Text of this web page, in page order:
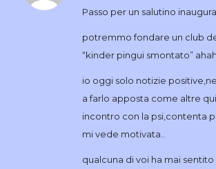
Passo per un salutino
potremmo fondare un club
“kinder pingui smontato”
io oggi solo notizie
a farlo apposta come altre
incontro con la psi,contenta
mi vede motivata..
qualcuna di voi ha mai